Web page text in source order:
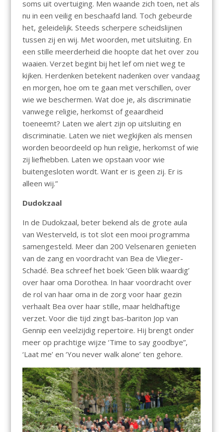
soms uit overtuiging. Men waande zich toen, net als
nu in een veilig en beschaafd land. Toch gebeurde
het, geleidelijk. Steeds scherpere scheidslijnen
tussen zij en wij. Met woorden, met uitsluiting. En
een stille meerderheid die hoopte dat het over zou
waaien. Verzet begint bij het lef om niet weg te
kijken. Herdenken betekent nadenken over vandaag
en morgen, hoe om te gaan met verschillen, over
wie we beschermen. Wat doe je, als discriminatie
vanwege religie, herkomst of geaardheid
toeneemt? Laten we alert zijn op uitsluiting en
discriminatie. Laten we niet wegkijken als mensen
worden beoordeeld op hun religie, herkomst of wie
zij liefhebben. Laten we opstaan voor wie
buitengesloten wordt. Want er is geen zij. Er is
alleen wij.”
Dudokzaal
In de Dudokzaal, beter bekend als de grote aula
van Westerveld, is tot slot een mooi programma
samengesteld. Meer dan 200 Velsenaren genieten
van de zang en voordracht van Bea de Vlieger-
Schadé. Bea schreef het boek ‘Geen blik waardig’
over haar oma Dorothea. In haar voordracht over
de rol van haar oma in de zorg voor haar gezin
verhaalt Bea over haar stille, maar heldhaftige
verzet. Voor die tijd zingt bas-bariton Jop van
Gennip een veelzijdig repertoire. Hij brengt onder
meer op prachtige wijze ‘Time to say goodbye”,
‘Laat me’ en ‘You never walk alone’ ten gehore.